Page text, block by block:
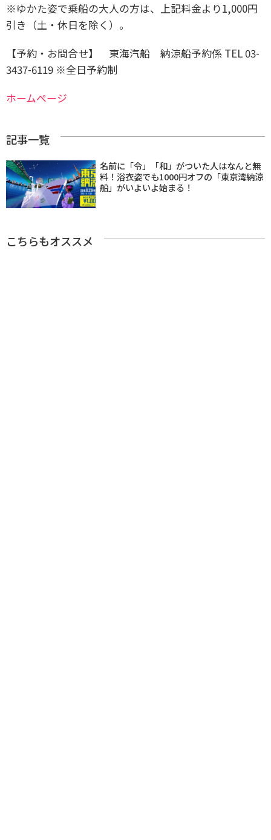
※ゆかた姿で乗船の大人の方は、上記料金より1,000円
引き（土・休日を除く）。
【予約・お問合せ】 東海汽船 納涼船予約係 TEL 03-
3437-6119 ※全日予約制
ホームページ
記事一覧
名前に「令」「和」がついた人はなんと無
料！浴衣姿でも1000円オフの「東京湾納涼
船」がいよいよ始まる！
こちらもオススメ